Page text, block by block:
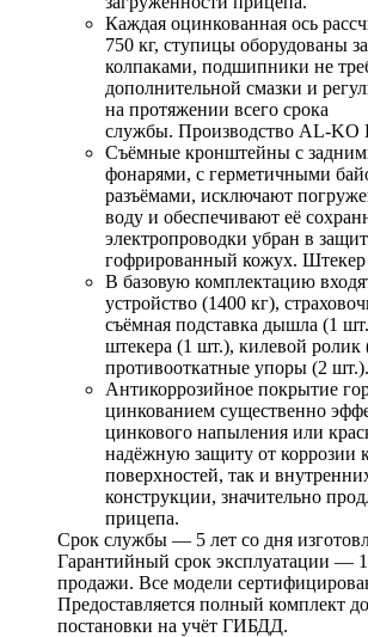
Каждая оцинкованная ось
750 кг, ступицы оборудованы
колпаками, подшипники не
дополнительной смазки и
на протяжении всего срока
службы. Производство AL-KO
Съёмные кронштейны с
фонарями, с герметичными
разъёмами, исключают
воду и обеспечивают её
электропроводки убран в
гофрированный кожух. Штекер
В базовую комплектацию
устройство (1400 кг),
съёмная подставка дышла (1
штекера (1 шт.), килевой ролик
противооткатные упоры (2 шт.).
Антикоррозийное покрытие
цинкованием существенно
цинкового напыления или
надёжную защиту от коррозии
поверхностей, так и
конструкции, значительно
прицепа.
Срок службы — 5 лет со дня
Гарантийный срок эксплуатации —
продажи. Все модели
Предоставляется полный комплект
постановки на учёт ГИБДД.